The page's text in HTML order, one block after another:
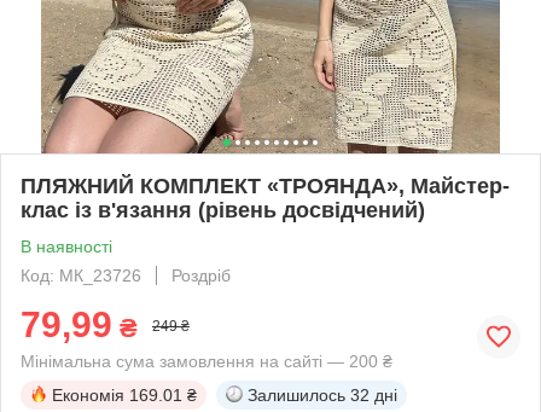
ПЛЯЖНИЙ КОМПЛЕКТ «ТРОЯНДА», Майстер-
клас із в'язання (рівень досвідчений)
В наявності
Код: МК_23726
Роздріб
79,99 ₴ 249 ₴
Мінімальна сума замовлення на сайті — 200 ₴
Економія 169.01 ₴ Залишилось 32 дні